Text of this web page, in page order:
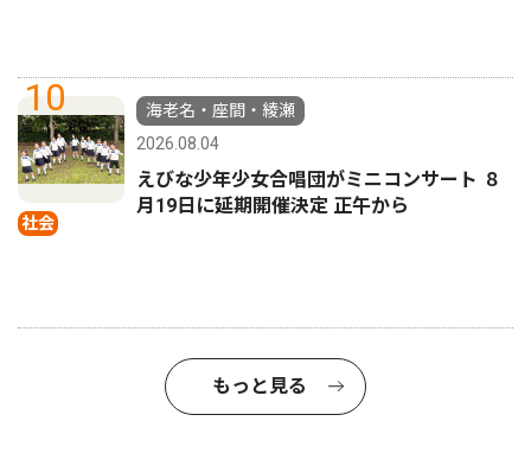
10
社会
海老名・座間・綾瀬
2026.08.04
えびな少年少女合唱団がミニコンサート ８
月19日に延期開催決定 正午から
もっと見る